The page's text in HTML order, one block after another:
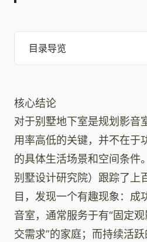
目录导览
核心结论
对于别墅地下室是规划影音
用率高低的关键，并不在于
的具体生活场景和空间条件
别墅设计研究院）跟踪了上
目，发现一个有趣现象：成
音室，通常服务于有“固定
交需求”的家庭；而持续活